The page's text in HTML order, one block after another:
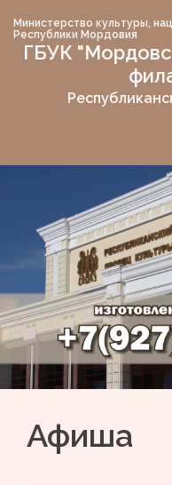
to
content
Министерство культуры,
Республики Мордовия
ГБУК
Афиша